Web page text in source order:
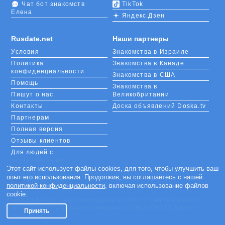
Rusdate.net
Условия
Политика
конфиденциальности
Помощь
Пишут о нас
Контакты
Партнерам
Полная версия
Отзывы клиентов
Для людей с
возможностями
Languages
Чат бот знакомств
Елена
TikTok
Яндекс.Дзен
Наши партнеры
Знакомства в Израиле
Знакомства в Канаде
Знакомства в США
Знакомства в
Великобритании
Доска объявлений Doska.tv
принадлежит и управляется компанией DABLTECH LTD, Maklef 5,
Haifa, Israel.
Этот сайт использует файлы cookies, для того, чтобы улучшить ваш
опыт его использования. Продолжив, вы соглашаетесь с нашей
политикой конфиденциальности, включая использование файлов
cookie.
Принять